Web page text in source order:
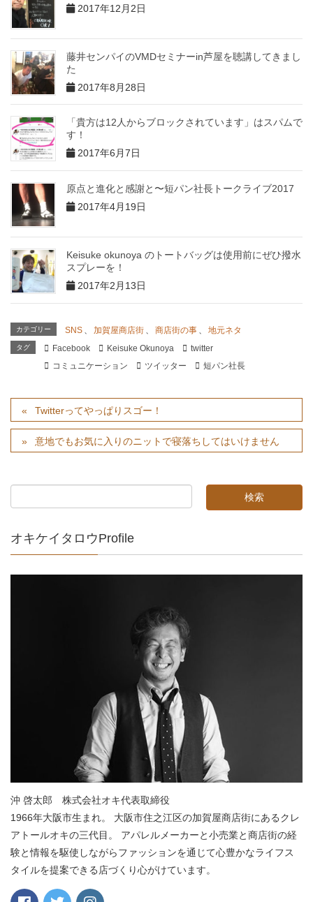
2017年12月2日
藤井センパイのVMDセミナーin芦屋を聴講してきまし
た
2017年8月28日
「貴方は12人からブロックされています」はスパムで
す！
2017年6月7日
原点と進化と感謝と〜短パン社長トークライブ2017
2017年4月19日
Keisuke okunoya のトートバッグは使用前にぜひ撥水
スプレーを！
2017年2月13日
カテゴリー SNS 、 加賀屋商店街 、 商店街の事 、 地元ネタ
タグ Facebook Keisuke Okunoya
twitter
コミュニケーション
ツイッター 短パン社長
Twitterってやっぱりスゴー！
意地でもお気に入りのニットで寝落ちしてはいけません
オキケイタロウProfile
沖 啓太郎 株式会社オキ代表取締役
1966年大阪市生まれ。 大阪市住之江区の加賀屋商店街にあるクレ
アトールオキの三代目。 アパレルメーカーと小売業と商店街の経
験と情報を駆使しながらファッションを通じて心豊かなライフス
タイルを提案できる店づくり心がけています。